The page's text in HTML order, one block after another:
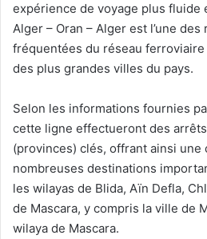
expérience de voyage plus fluide
Alger – Oran – Alger est l’une
fréquentées du réseau
des plus grandes villes du pays.
Selon les informations fournies
cette ligne effectueront des
(provinces) clés, offrant ainsi une
nombreuses destinations
les wilayas de Blida, Aïn Defla,
de Mascara, y compris la ville de
wilaya de Mascara.